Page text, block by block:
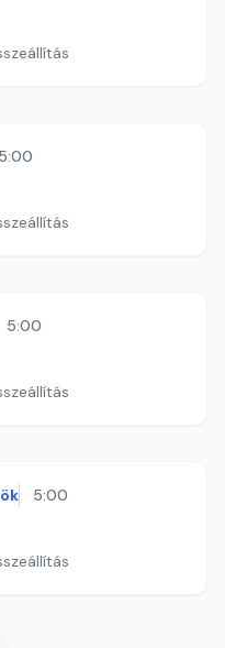
5:00
5:00
5:00